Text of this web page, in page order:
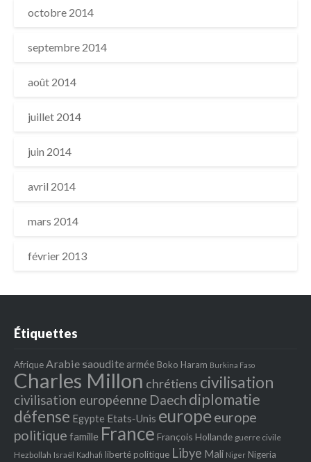
octobre 2014
septembre 2014
août 2014
juillet 2014
juin 2014
avril 2014
mars 2014
février 2013
Étiquettes
AfriqueArabie saoudite armée Boko Haram Burkina Faso
Charles Millon chrétiens civilisation
civilisation européenne Daech diplomatie
défense Egypte Etats‐Unis europeeurope
politique famille France François Hollande guerre civile
Hezbollah Israël Kadhafi liberté politique Libye Mali Niger Nigeria